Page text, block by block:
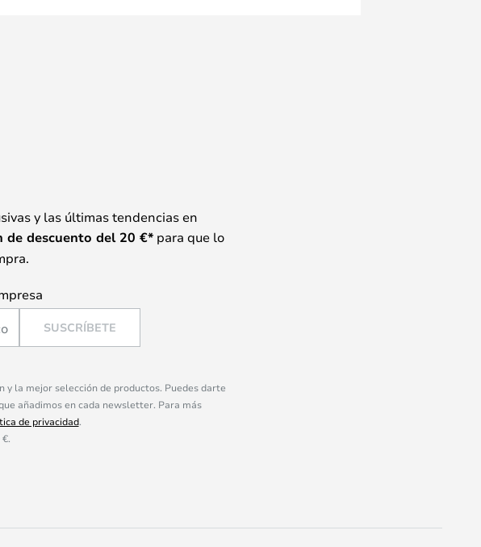
y las últimas tendencias en
de descuento del 20 €*para que lo
SUSCRÍBETE
la mejor selección de productos. Puedes darte
añadimos en cada newsletter. Para más
de privacidad.